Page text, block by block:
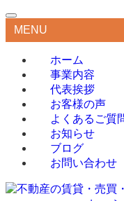
MENU
ホーム
事業内容
代表挨拶
お客様の声
よくあるご質
お知らせ
ブログ
お問い合わせ